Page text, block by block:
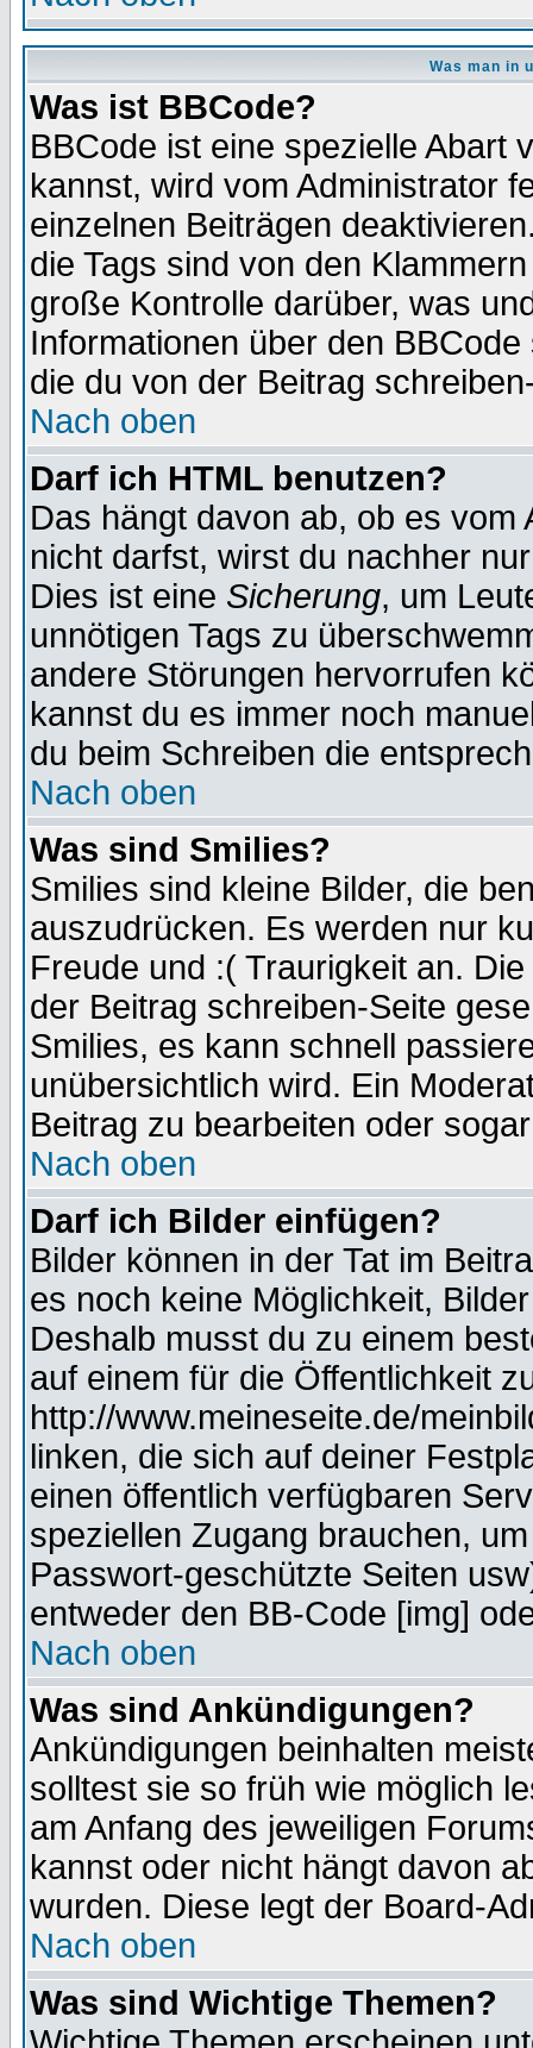
Was man in
Was ist BBCode?
BBCode ist eine spezielle Abart
kannst, wird vom Administrator
einzelnen Beiträgen
die Tags sind von den
große Kontrolle darüber, was
Informationen über den
die du von der Beitrag
Nach oben
Darf ich HTML benutzen?
Das hängt davon ab, ob es
nicht darfst, wirst du nachher
Dies ist eine Sicherung, um
unnötigen Tags zu
andere Störungen hervorrufen
kannst du es immer noch
du beim Schreiben die
Nach oben
Was sind Smilies?
Smilies sind kleine Bilder, die
auszudrücken. Es werden nur
Freude und :( Traurigkeit an.
der Beitrag schreiben-Seite
Smilies, es kann schnell
unübersichtlich wird. Ein
Beitrag zu bearbeiten oder
Nach oben
Darf ich Bilder einfügen?
Bilder können in der Tat im
es noch keine Möglichkeit,
Deshalb musst du zu einem
auf einem für die Öffentlichkeit
http://www.meineseite.de/
linken, die sich auf deiner
einen öffentlich verfügbaren
speziellen Zugang brauchen,
Passwort-geschützte Seiten
entweder den BB-Code [img]
Nach oben
Was sind Ankündigungen?
Ankündigungen beinhalten
solltest sie so früh wie möglich
am Anfang des jeweiligen
kannst oder nicht hängt davon
wurden. Diese legt der Board-
Nach oben
Was sind Wichtige Themen?